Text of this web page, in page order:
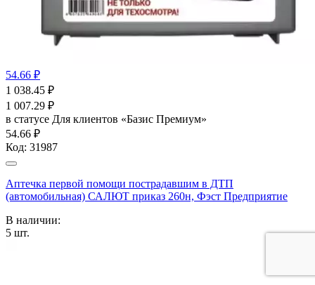
54.66 ₽
1 038.45 ₽
1 007.29 ₽
в статусе Для клиентов «Базис Премиум»
54.66 ₽
Код: 31987
Аптечка первой помощи пострадавшим в ДТП
(автомобильная) САЛЮТ приказ 260н, Фэст Предприятие
В наличии:
5 шт.